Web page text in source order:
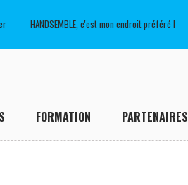
HANDSEMBLE, c'est mon endroit préféré !
FORMATION PARTENAIRES